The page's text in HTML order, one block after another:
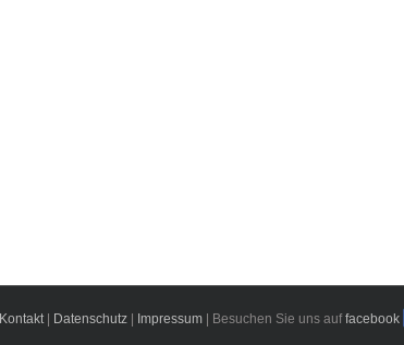
Kontakt| Datenschutz Impressum | Besuchen Sie uns auffacebook